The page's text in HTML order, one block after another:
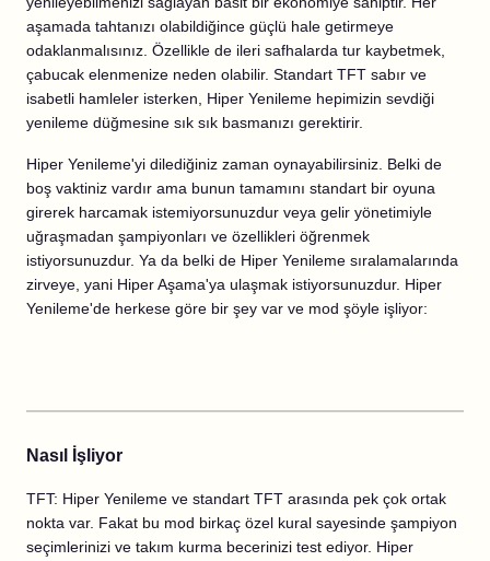
aşamada tahtanızı olabildiğince güçlü hale getirmeye
odaklanmalısınız. Özellikle de ileri safhalarda tur kaybetmek,
çabucak elenmenize neden olabilir. Standart TFT sabır ve
isabetli hamleler isterken, Hiper Yenileme hepimizin sevdiği
yenileme düğmesine sık sık basmanızı gerektirir.
Hiper Yenileme'yi dilediğiniz zaman oynayabilirsiniz. Belki de
boş vaktiniz vardır ama bunun tamamını standart bir oyuna
girerek harcamak istemiyorsunuzdur veya gelir yönetimiyle
uğraşmadan şampiyonları ve özellikleri öğrenmek
istiyorsunuzdur. Ya da belki de Hiper Yenileme sıralamalarında
zirveye, yani Hiper Aşama'ya ulaşmak istiyorsunuzdur. Hiper
Yenileme'de herkese göre bir şey var ve mod şöyle işliyor:
Nasıl İşliyor
TFT: Hiper Yenileme ve standart TFT arasında pek çok ortak
nokta var. Fakat bu mod birkaç özel kural sayesinde şampiyon
seçimlerinizi ve takım kurma becerinizi test ediyor. Hiper